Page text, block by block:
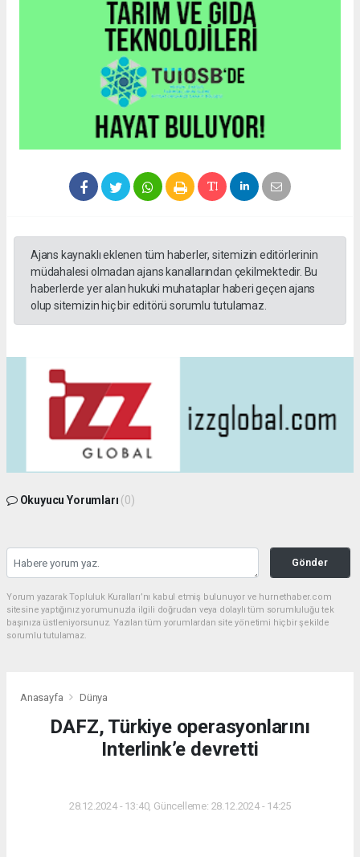
Ajans kaynaklı eklenen tüm haberler, sitemizin editörlerinin
müdahalesi olmadan ajans kanallarından çekilmektedir. Bu
haberlerde yer alan hukuki muhataplar haberi geçen ajans
olup sitemizin hiç bir editörü sorumlu tutulamaz.
Okuyucu Yorumları (0)
Gönder
Yorum yazarak Topluluk Kuralları’nı kabul etmiş bulunuyor ve hurnethaber.com
sitesine yaptığınız yorumunuzla ilgili doğrudan veya dolaylı tüm sorumluluğu tek
başınıza üstleniyorsunuz. Yazılan tüm yorumlardan site yönetimi hiçbir şekilde
sorumlu tutulamaz.
Anasayfa Dünya
DAFZ, Türkiye operasyonlarını
Interlink’e devretti
28.12.2024 - 13:40, Güncelleme: 28.12.2024 - 14:25